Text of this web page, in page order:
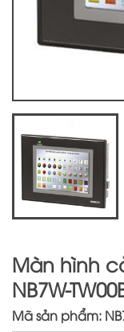
Màn hình
NB7W-
Mã sản phẩm: